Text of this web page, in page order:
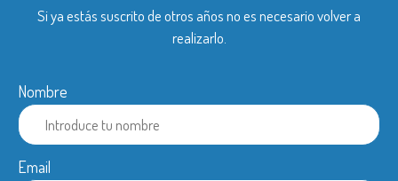
Si ya estás suscrito de otros años no es necesario volver a
realizarlo.
Nombre
Email